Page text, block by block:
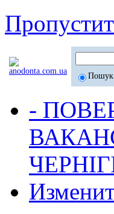
Пошук
-